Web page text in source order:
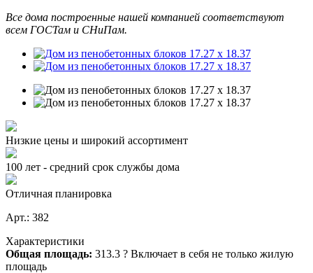
Все дома построенные нашей компанией соответствуют
всем ГОСТам и СНиПам.
Низкие цены и широкий ассортимент
100 лет - средний срок службы дома
Отличная планировка
Арт.: 382
Характеристики
Общая площадь: 313.3 ? Включает в себя не только жилую
площадь